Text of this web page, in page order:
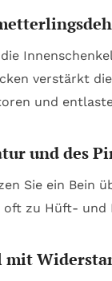
verstärkt
und
und des
Sie ein Bein
oft zu Hüft-